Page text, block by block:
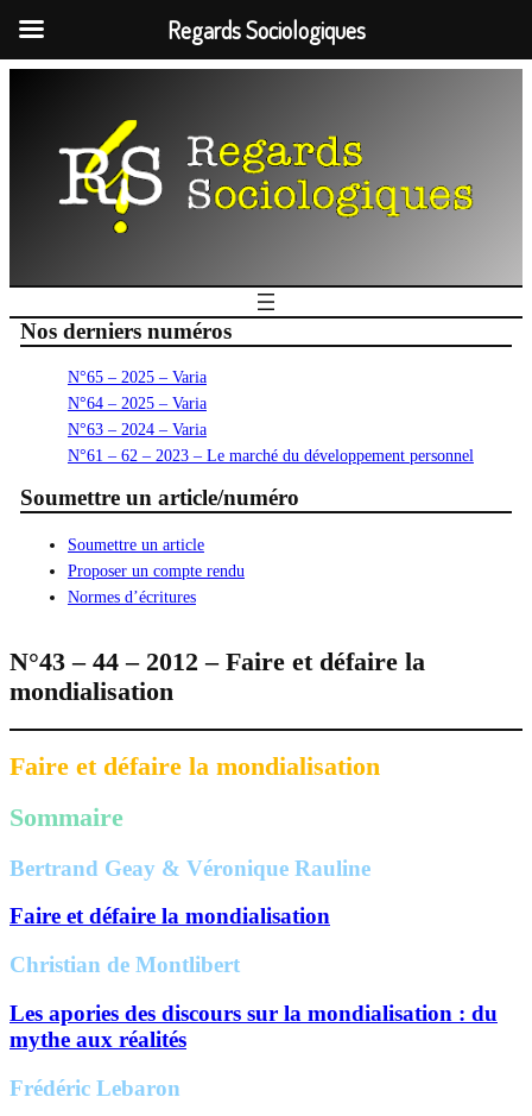
Nos derniers numéros
N°65 – 2025 – Varia
N°64 – 2025 – Varia
N°63 – 2024 – Varia
N°61 – 62 – 2023 – Le marché du développement personnel
Soumettre un article/numéro
Soumettre un article
Proposer un compte rendu
Normes d’écritures
N°43 – 44 – 2012 – Faire et défaire la
mondialisation
Faire et défaire la mondialisation
Sommaire
Bertrand Geay & Véronique Rauline
Faire et défaire la mondialisation
Christian de Montlibert
Les apories des discours sur la mondialisation : du
mythe aux réalités
Frédéric Lebaron
Regards Sociologiques